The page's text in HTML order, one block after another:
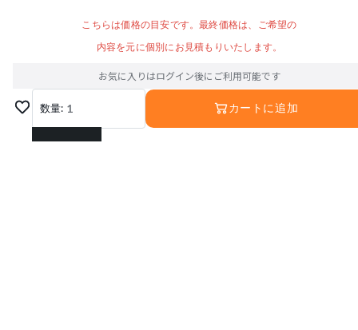
こちらは価格の目安です。最終価格は、ご希望の
内容を元に個別にお見積もりいたします。
お気に入りはログイン後にご利用可能です
数量: 1
1
カートに追加